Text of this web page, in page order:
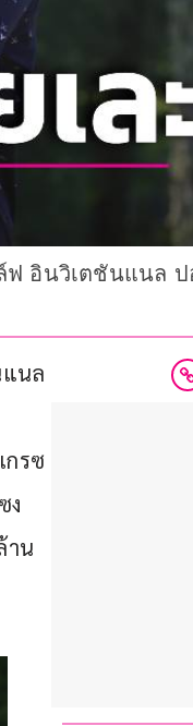
ฟ อินวิเตชันแนล
แนล
กรซ
ง
าน